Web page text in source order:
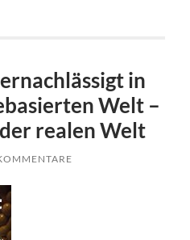
in
Welt –
realen Welt